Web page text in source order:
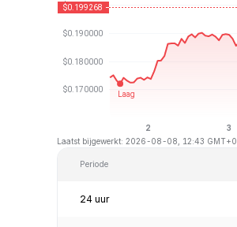
Laatst bijgewerkt: 2026-08-08, 12:43 GMT+0
Periode
24 uur